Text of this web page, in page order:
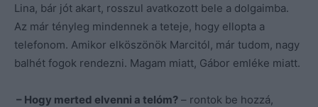
Lina, bár jót akart, rosszul avatkozott bele a dolgaimba.
Az már tényleg mindennek a teteje, hogy ellopta a
telefonom. Amikor elköszönök Marcitól, már tudom, nagy
balhét fogok rendezni. Magam miatt, Gábor emléke miatt.
– Hogy merted elvenni a telóm? – rontok be hozzá,